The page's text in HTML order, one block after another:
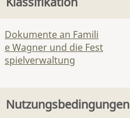
Dokumente an Famili
e Wagner und die Fest
spielverwaltung
Nutzungsbedingungen